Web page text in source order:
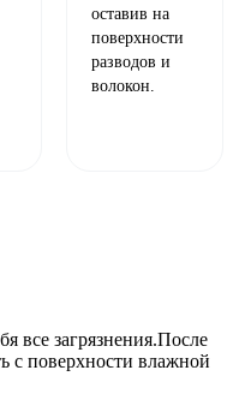
оставив на
поверхности
разводов и
волокон.
все загрязнения.После
с поверхности влажной